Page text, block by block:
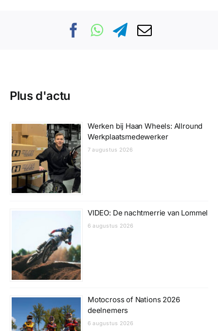
Plus d'actu
Werken bij Haan Wheels: Allround
Werkplaatsmedewerker
7 augustus 2026
VIDEO: De nachtmerrie van Lommel
6 augustus 2026
Motocross of Nations 2026
deelnemers
6 augustus 2026